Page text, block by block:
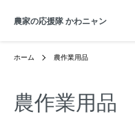
農家の応援隊 かわニャン
ホーム 農作業用品
農作業用品